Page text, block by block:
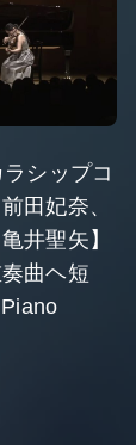
シップコ
田妃奈、
井聖矢】
曲ヘ短